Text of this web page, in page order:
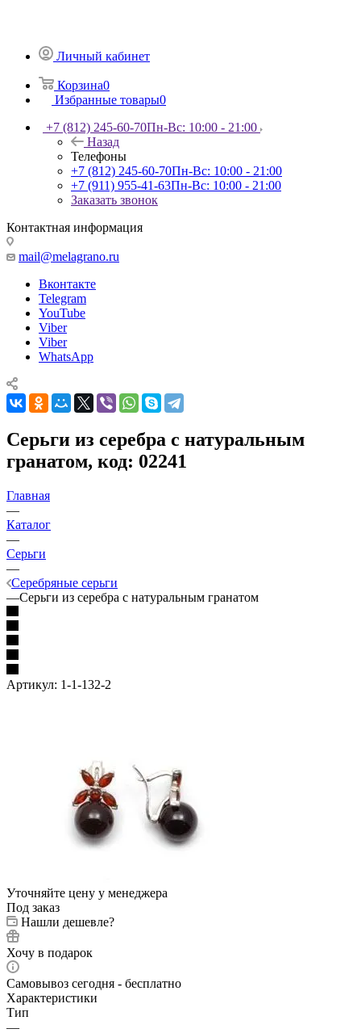
Личный кабинет
Корзина0
Избранные товары0
+7 (812) 245-60-70Пн-Вс: 10:00 - 21:00
Назад
Телефоны
+7 (812) 245-60-70Пн-Вс: 10:00 - 21:00
+7 (911) 955-41-63Пн-Вс: 10:00 - 21:00
Заказать звонок
Контактная информация
mail@melagrano.ru
Вконтакте
Telegram
YouTube
Viber
Viber
WhatsApp
Серьги из серебра с натуральным
гранатом, код: 02241
Главная
—
Каталог
—
Серьги
—
Серебряные серьги
—Серьги из серебра с натуральным гранатом
Артикул: 1-1-132-2
Уточняйте цену у менеджера
Под заказ
Нашли дешевле?
Хочу в подарок
Самовывоз сегодня - бесплатно
Характеристики
Тип
—